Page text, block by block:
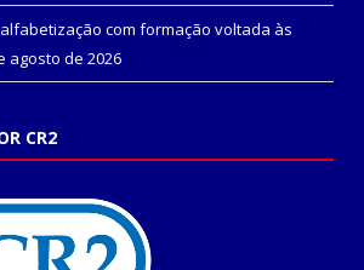
com formação voltada às
agosto de 2026
CR2